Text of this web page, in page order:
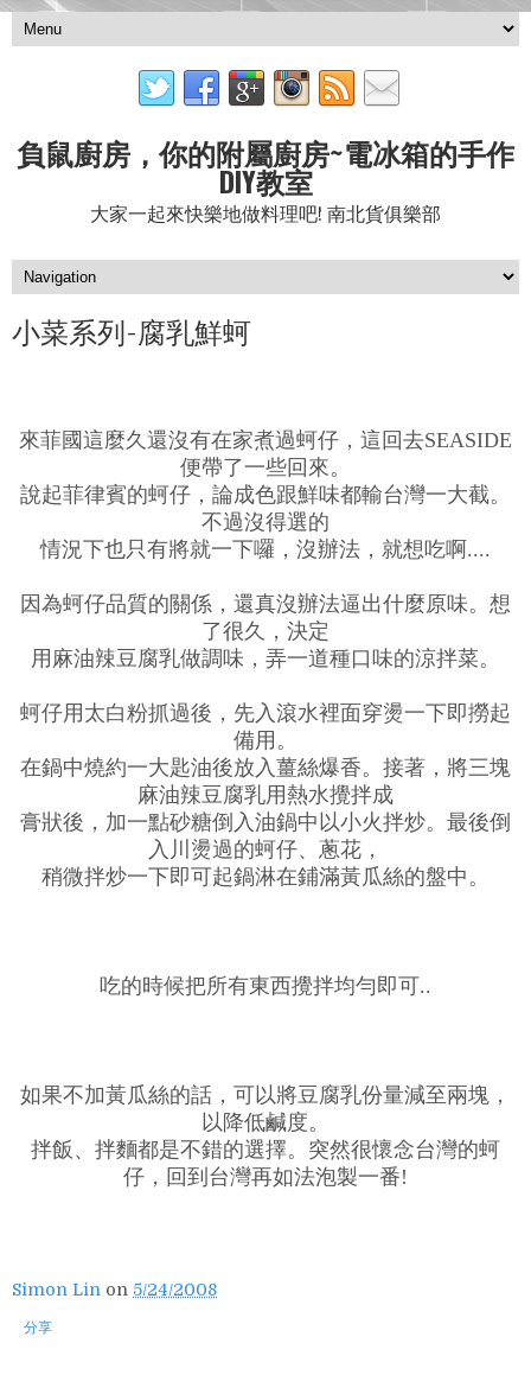
負鼠廚房，你的附屬廚房~電冰箱的手作
DIY教室
大家一起來快樂地做料理吧! 南北貨俱樂部
小菜系列-腐乳鮮蚵
來菲國這麼久還沒有在家煮過蚵仔，這回去SEASIDE
便帶了一些回來。
說起菲律賓的蚵仔，論成色跟鮮味都輸台灣一大截。
不過沒得選的
情況下也只有將就一下囉，沒辦法，就想吃啊....
因為蚵仔品質的關係，還真沒辦法逼出什麼原味。想
了很久，決定
用麻油辣豆腐乳做調味，弄一道種口味的涼拌菜。
蚵仔用太白粉抓過後，先入滾水裡面穿燙一下即撈起
備用。
在鍋中燒約一大匙油後放入薑絲爆香。接著，將三塊
麻油辣豆腐乳用熱水攪拌成
膏狀後，加一點砂糖倒入油鍋中以小火拌炒。最後倒
入川燙過的蚵仔、蔥花，
稍微拌炒一下即可起鍋淋在鋪滿黃瓜絲的盤中。
吃的時候把所有東西攪拌均勻即可..
如果不加黃瓜絲的話，可以將豆腐乳份量減至兩塊，
以降低鹹度。
拌飯、拌麵都是不錯的選擇。突然很懷念台灣的蚵
仔，回到台灣再如法泡製一番!
Simon Lin on 5/24/2008
分享